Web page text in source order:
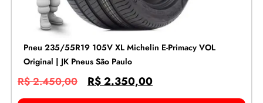
Pneu 235/55R19 105V XL Michelin E-Primacy VOL
Original | JK Pneus São Paulo
R$2.450,00 R$2.350,00